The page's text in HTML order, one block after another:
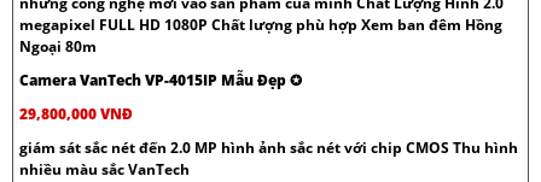
megapixel FULL HD 1080P Chất lượng phù hợp Xem ban đêm Hồng
Ngoại 80m
Camera VanTech VP-4015IP Mẫu Đẹp ✪
29,800,000 VNĐ
giám sát sắc nét đến 2.0 MP hình ảnh sắc nét với chip CMOS Thu hình
nhiều màu sắc VanTech